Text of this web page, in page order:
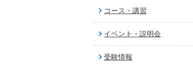
コース・講習
イベント・説明会
受験情報